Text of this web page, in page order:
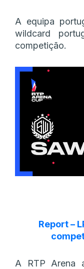
A equipa
wildcard
competição.
Report –
A RTP Arena